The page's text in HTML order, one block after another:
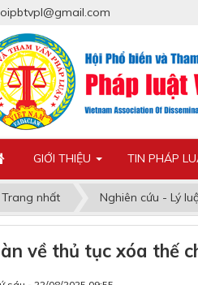
GIỚI THIỆU TIN PHÁP
Trang nhất Nghiên cứu - Lý
về thủ tục xóa thế